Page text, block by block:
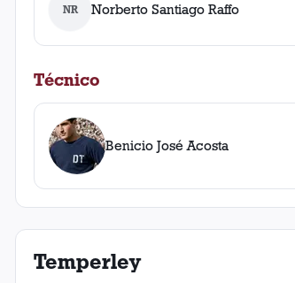
NR Norberto Santiago Raffo
Técnico
Benicio José Acosta
Temperley